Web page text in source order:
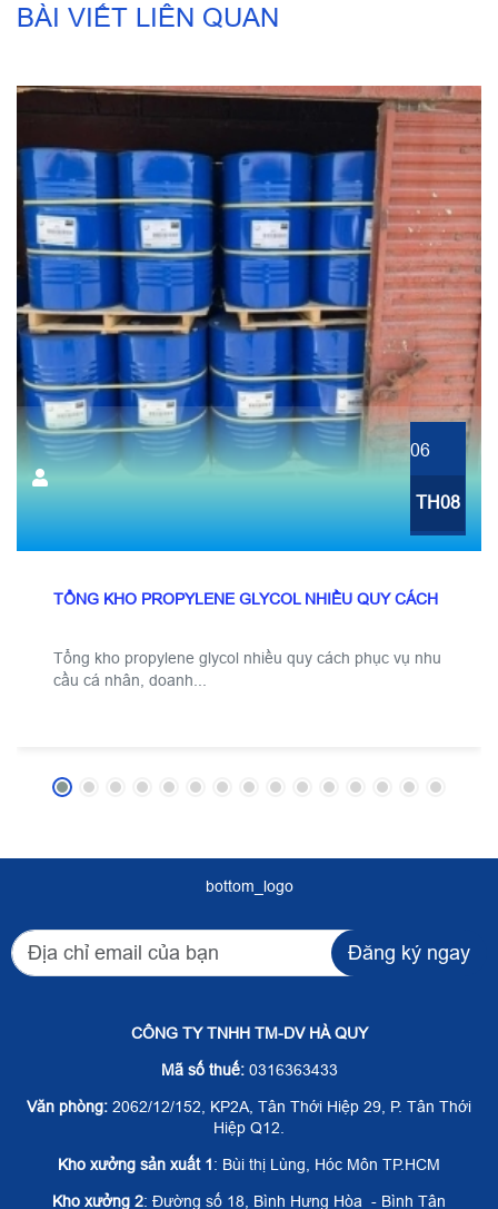
BÀI VIẾT LIÊN QUAN
06
TH08
TỔNG KHO PROPYLENE GLYCOL NHIỀU QUY CÁCH
Tổng kho propylene glycol nhiều quy cách phục vụ nhu
cầu cá nhân, doanh...
bottom_logo
Đăng ký ngay
CÔNG TY TNHH TM-DV HÀ QUY
Mã số thuế:0316363433
Văn phòng: 2062/12/152, KP2A, Tân Thới Hiệp 29, P. Tân Thới
Hiệp Q12.
Kho xưởng sản xuất 1: Bùi thị Lùng, Hóc Môn TP.HCM
Kho xưởng 2: Đường số 18, Bình Hưng Hòa - Bình Tân